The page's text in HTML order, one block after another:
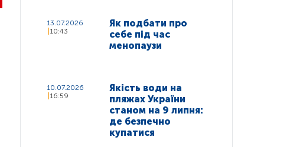
13.07.2026
10:43
Як подбати про
себе під час
менопаузи
10.07.2026
16:59
Якість води на
пляжах України
станом на 9 липня:
де безпечно
купатися